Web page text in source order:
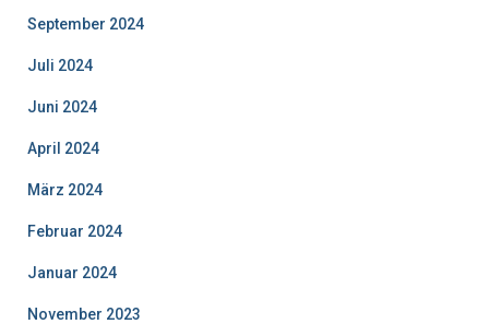
September 2024
Juli 2024
Juni 2024
April 2024
März 2024
Februar 2024
Januar 2024
November 2023